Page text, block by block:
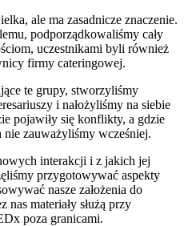
ale ma zasadnicze znaczenie.
podporządkowaliśmy cały
uczestnikami byli również
firmy cateringowej.
te grupy, stworzyliśmy
i nałożyliśmy na siebie
pojawiły się konflikty, a gdzie
zauważyliśmy wcześniej.
interakcji i z jakich jej
przygotowywać aspekty
nasze założenia do
materiały służą przy
poza granicami.